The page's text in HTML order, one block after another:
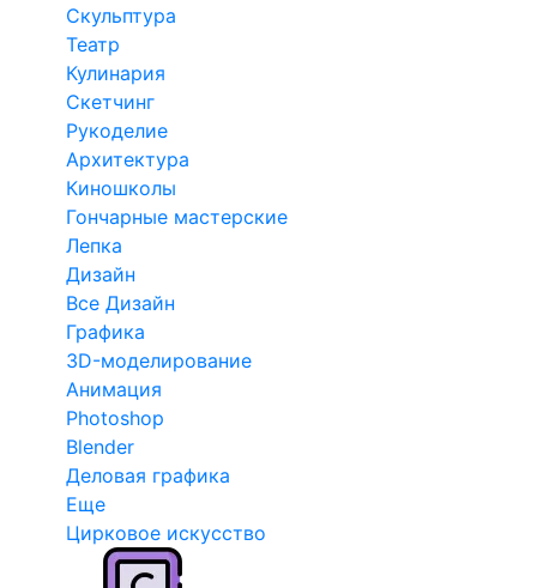
Скульптура
Театр
Кулинария
Скетчинг
Рукоделие
Архитектура
Киношколы
Гончарные мастерские
Лепка
Дизайн
Все Дизайн
Графика
3D-моделирование
Анимация
Photoshop
Blender
Деловая графика
Еще
Цирковое искусство